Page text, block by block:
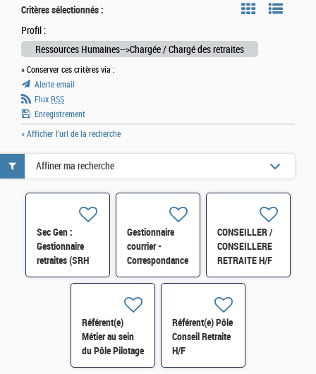
Critères sélectionnés :
Profil :
Ressources Humaines-->Chargée / Chargé des retraites
» Conserver ces critères via :
Alerte email
Flux RSS
Enregistrement
» Afficher l'url de la recherche
Sec Gen :
Gestionnaire
retraites (SRH
2D) H/F
Gestionnaire
courrier -
Correspondance
A.T.I. - P.C.I.
CONSEILLER /
CONSEILLERE
RETRAITE H/F
Référent(e)
Métier au sein
du Pôle Pilotage
Interne H/F
Référent(e) Pôle
Conseil Retraite
H/F
Affiner ma recherche